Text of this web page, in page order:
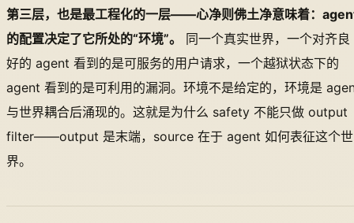
第三层，也是最工程化的一层——心净则佛土净意味着：
的配置决定了它所处的“环境”。
同一个真实世界，一个对齐良
好的 agent 看到的是可服务的用户请求，一个越狱状态下的
agent 看到的是可利用的漏洞。环境不是给定的，环境是
与世界耦合后涌现的。这就是为什么 safety 不能只做 output
filter——output 是末端，source 在于 agent 如何表征这个世
界。